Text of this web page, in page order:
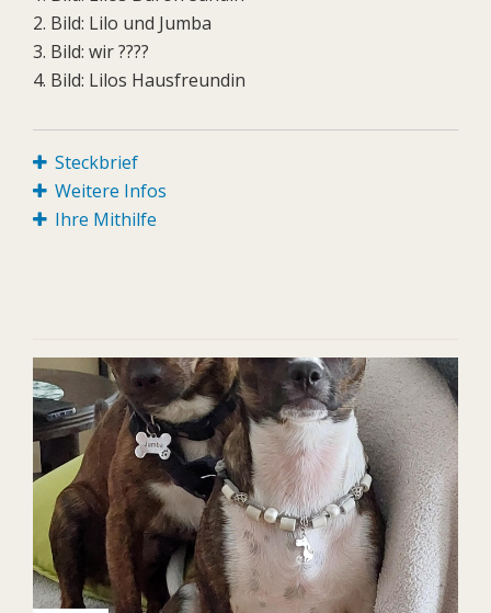
2. Bild: Lilo und Jumba
3. Bild: wir ????
4. Bild: Lilos Hausfreundin
Steckbrief
Weitere Infos
Ihre Mithilfe